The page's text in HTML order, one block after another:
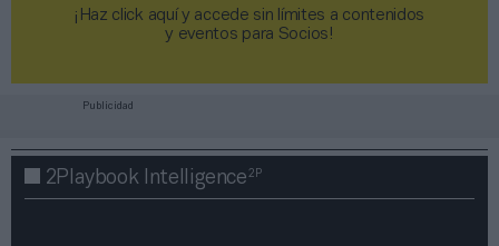
¡Haz click aquí y accede sin límites a contenidos
y eventos para Socios!​​​​​​​
Publicidad
2Playbook Intelligence2P